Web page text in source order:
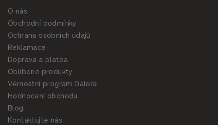
O nás
Obchodní podmínky
Ochrana osobních údajů
Reklamace
Doprava a platba
Oblíbené produkty
Věrnostní program Dalora
Hodnocení obchodu
Blog
Kontaktujte nás